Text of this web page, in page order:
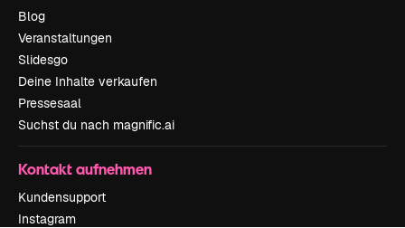
Blog
Veranstaltungen
Slidesgo
Deine Inhalte verkaufen
Pressesaal
Suchst du nach magnific.ai
Kontakt aufnehmen
Kundensupport
Instagram